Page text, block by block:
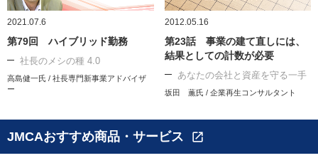
2021.07.6
第79回 ハイブリッド勤務
社長のメシの種 4.0
高島健一氏 / 社長専門新事業アドバイザ
ー
2012.05.16
第23話 事業の建て直しには、
結果としての計数が必要
あなたの会社と資産を守る一手
坂田 薫氏 / 企業再生コンサルタント
JMCAおすすめ商品・サービス open_in_new